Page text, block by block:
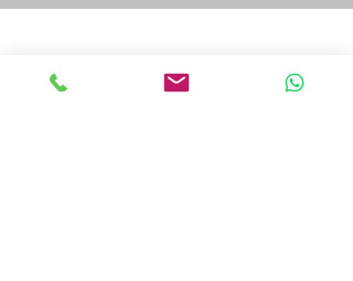
€
NOLEGGIO OPERATIVO